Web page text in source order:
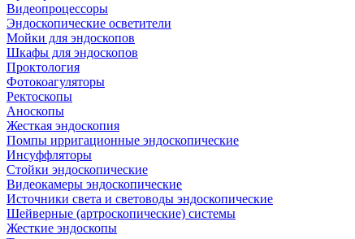
Видеопроцессоры
Эндоскопические осветители
Мойки для эндоскопов
Шкафы для эндоскопов
Проктология
Фотокоагуляторы
Ректоскопы
Аноскопы
Жесткая эндоскопия
Помпы ирригационные эндоскопические
Инсуффляторы
Стойки эндоскопические
Видеокамеры эндоскопические
Источники света и световоды эндоскопические
Шейверные (артроскопические) системы
Жесткие эндоскопы